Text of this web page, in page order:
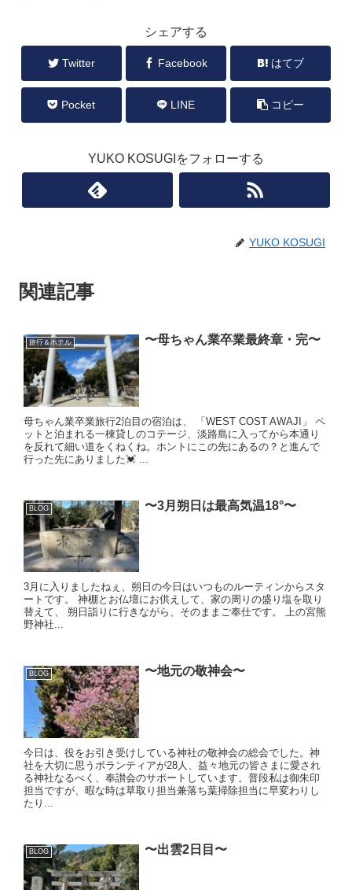
シェアする
Twitter Facebook はてブ
Pocket LINE コピー
YUKO KOSUGIをフォローする
YUKO KOSUGI
関連記事
旅行＆ホテル 〜母ちゃん業卒業最終章・完〜
母ちゃん業卒業旅行2泊目の宿泊は、 「WEST COST AWAJI」 ペ
ットと泊まれる一棟貸しのコテージ、淡路島に入ってから本通り
を反れて細い道をくねくね。ホントにこの先にあるの？と進んで
行った先にありました💓 ...
BLOG 〜3月朔日は最高気温18°〜
3月に入りましたねぇ、朔日の今日はいつものルーティンからスタ
ートです。 神棚とお仏壇にお供えして、家の周りの盛り塩を取り
替えて、 朔日詣りに行きながら、そのままご奉仕です。 上の宮熊
野神社...
BLOG 〜地元の敬神会〜
今日は、役をお引き受けしている神社の敬神会の総会でした。神
社を大切に思うボランティアが28人、益々地元の皆さまに愛され
る神社なるべく、奉讃会のサポートしています。普段私は御朱印
担当ですが、暇な時は草取り担当兼落ち葉掃除担当に早変わりし
たり...
BLOG 〜出雲2日目〜